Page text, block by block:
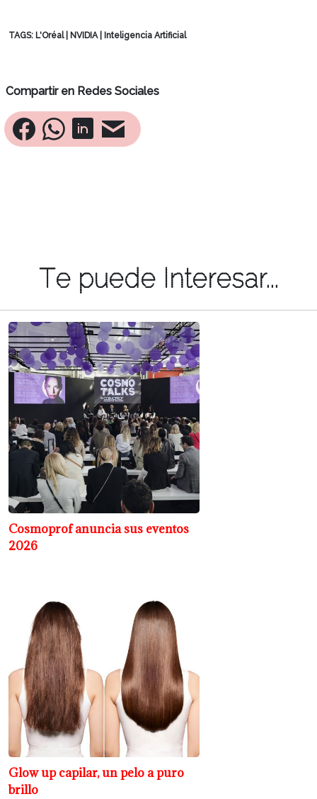
TAGS: L'Oréal| NVIDIA Inteligencia Artificial
Compartir en Redes Sociales
Te puede Interesar...
Cosmoprof anuncia sus eventos
2026
Glow up capilar, un pelo a puro
brillo